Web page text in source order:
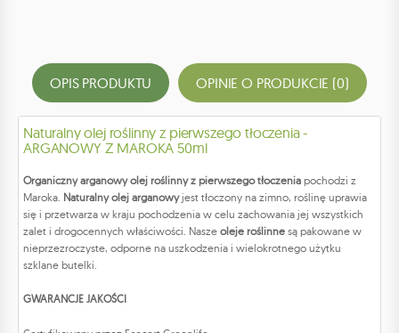
OPIS PRODUKTU OPINIE O PRODUKCIE (0)
Naturalny olej roślinny z pierwszego tłoczenia -
ARGANOWY Z MAROKA 50ml
Organiczny arganowy olej roślinny z pierwszego tłoczenia pochodzi z
Maroka. Naturalny olej arganowyjest tłoczony na zimno, roślinę uprawia
się i przetwarza w kraju pochodzenia w celu zachowania jej wszystkich
zalet i drogocennych właściwości. Nasze oleje roślinne są pakowane w
nieprzezroczyste, odporne na uszkodzenia i wielokrotnego użytku
szklane butelki.
GWARANCJE JAKOŚCI